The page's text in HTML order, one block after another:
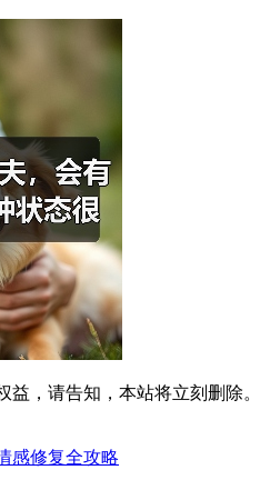
，请告知，本站将立刻删除。
感修复全攻略